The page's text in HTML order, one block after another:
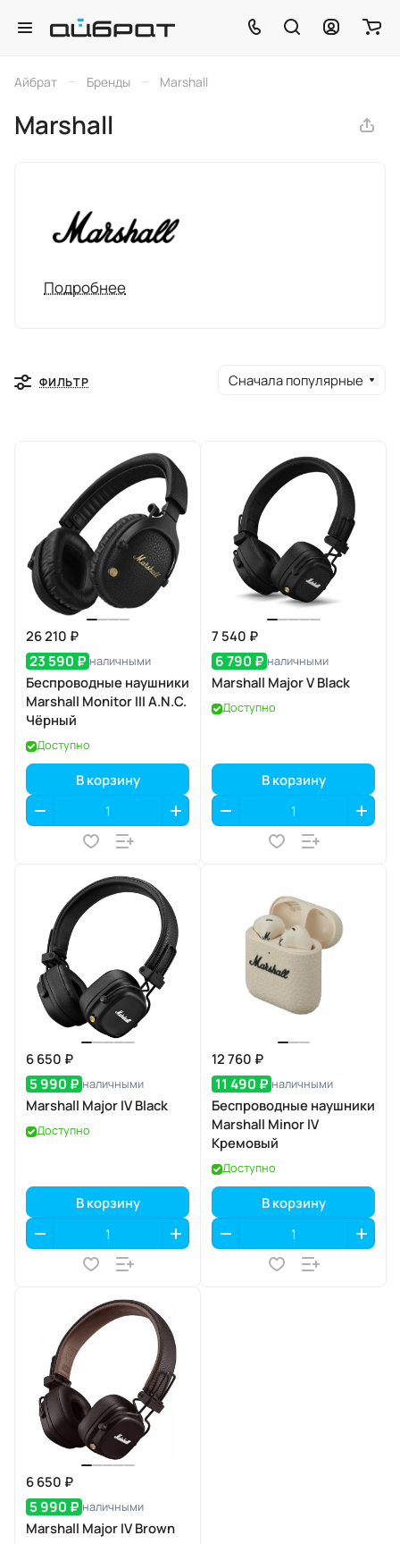
Айбрат – Бренды – Marshall
Marshall
Подробнее
ФИЛЬТР Сначала популярные
26 210 ₽
23 590 ₽ наличными
Беспроводные наушники
Marshall Monitor III A.N.C.
Чёрный
Доступно
В корзину
7 540 ₽
6 790 ₽ наличными
Marshall Major V Black
Доступно
В корзину
6 650 ₽
5 990 ₽ наличными
Marshall Major IV Black
Доступно
В корзину
12 760 ₽
11 490 ₽ наличными
Беспроводные наушники
Marshall Minor IV
Кремовый
Доступно
В корзину
6 650 ₽
5 990 ₽ наличными
Marshall Major IV Brown